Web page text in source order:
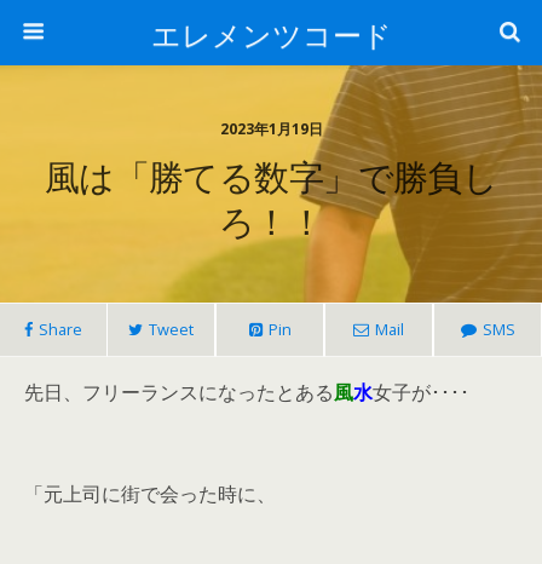
エレメンツコード
2023年1月19日
風は「勝てる数字」で勝負し
ろ！！
Share Tweet Pin Mail SMS
先日、フリーランスになったとある風水女子が････
「元上司に街で会った時に、